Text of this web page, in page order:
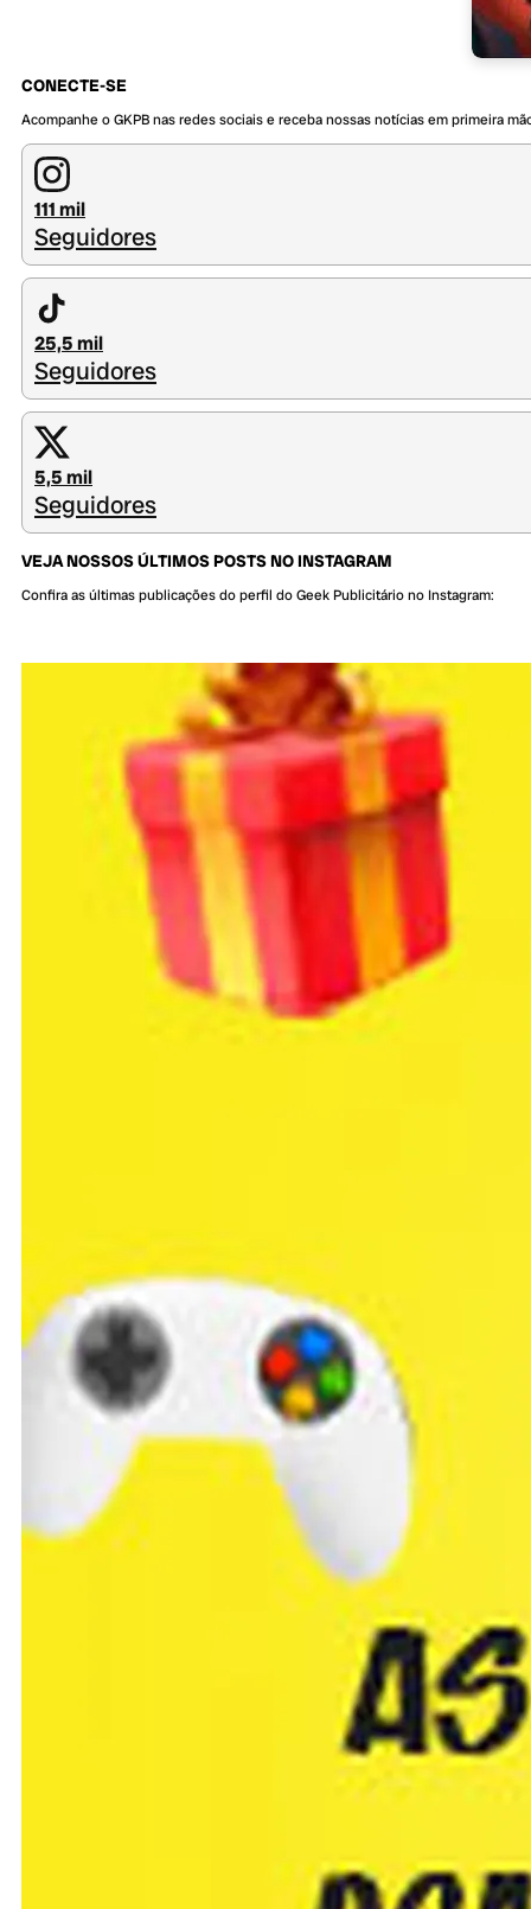
CONECTE-SE
Acompanhe o GKPB nas redes sociais e receba nossas notícias em primeira
111 mil
Seguidores
25,5 mil
Seguidores
5,5 mil
Seguidores
VEJA NOSSOS ÚLTIMOS POSTS NO INSTAGRAM
Confira as últimas publicações do perfil do Geek Publicitário no Instagram: